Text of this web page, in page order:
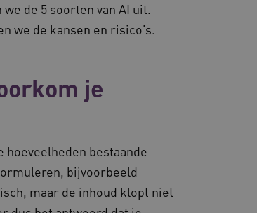
we de 5 soorten van AI uit.
we de kansen en risico’s.
je
bestaande
bijvoorbeeld
maar de inhoud klopt niet